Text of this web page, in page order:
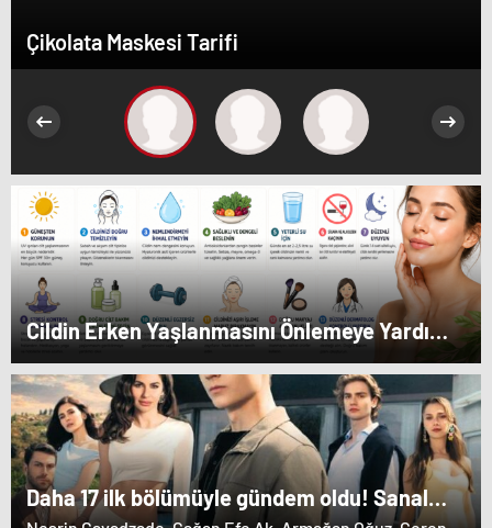
Çikolata Maskesi Tarifi
Cildin Erken Yaşlanmasını Önlemeye Yardımcı
Tavsiyeler
Daha 17 ilk bölümüyle gündem oldu! Sanal